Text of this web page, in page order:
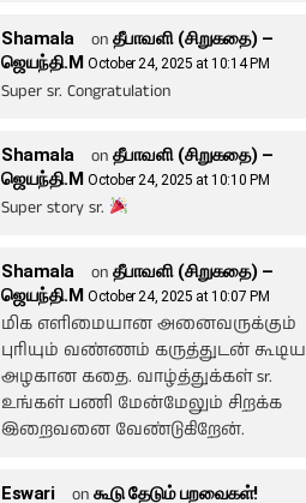
Shamala onதீபாவளி (சிறுகதை) –
ஜெயந்தி.M October 24, 2025 at 10:14 PM
Super sr. Congratulation
Shamala onதீபாவளி (சிறுகதை) –
ஜெயந்தி.M October 24, 2025 at 10:10 PM
Super story sr.
Shamala onதீபாவளி (சிறுகதை) –
ஜெயந்தி.M October 24, 2025 at 10:07 PM
மிக எளிமையான அனைவருக்கும்
புரியும் வண்ணம் கருத்துடன் கூடிய
அழகான கதை. வாழ்த்துக்கள் sr.
உங்கள் பணி மேன்மேலும் சிறக்க
இறைவனை வேண்டுகிறேன்.
Eswari on கூடு தேடும் பறவைகள்!